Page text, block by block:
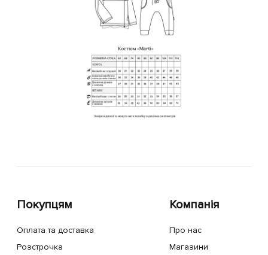
Покупцям
Оплата та доставка
Розстрочка
Компанія
Про нас
Магазини